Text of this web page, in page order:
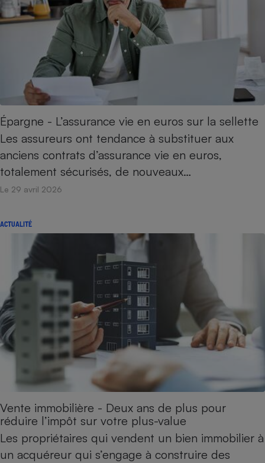
Épargne - L’assurance vie en euros sur la sellette
Les assureurs ont tendance à substituer aux
anciens contrats d’assurance vie en euros,
totalement sécurisés, de nouveaux…
Le 29 avril 2026
ACTUALITÉ
Vente immobilière - Deux ans de plus pour
réduire l’impôt sur votre plus-value
Les propriétaires qui vendent un bien immobilier à
un acquéreur qui s’engage à construire des